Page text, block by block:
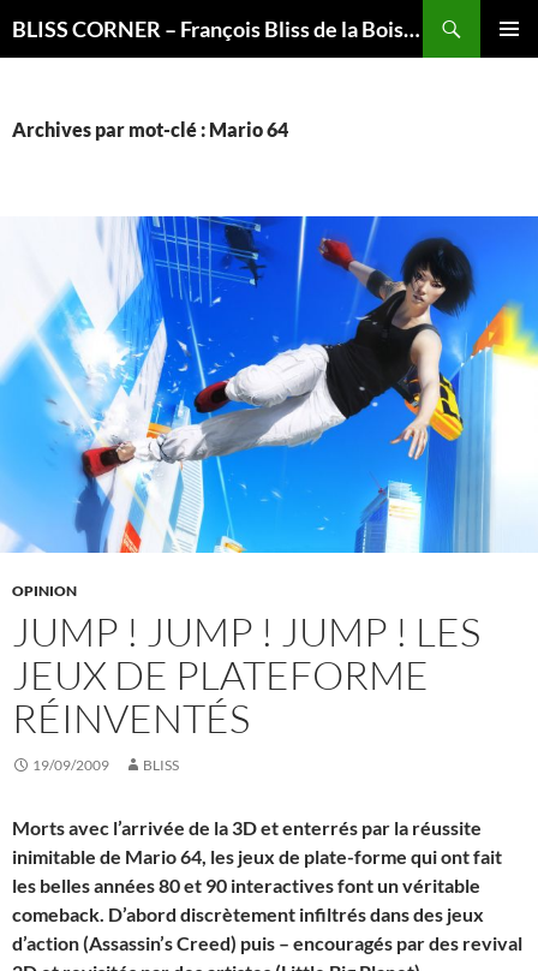
BLISS CORNER – François Bliss de la Boissière is here
Archives par mot-clé : Mario 64
OPINION
JUMP ! JUMP ! JUMP ! LES
JEUX DE PLATEFORME
RÉINVENTÉS
19/09/2009 BLISS
Morts avec l’arrivée de la 3D et enterrés par la réussite
inimitable de Mario 64, les jeux de plate-forme qui ont fait
les belles années 80 et 90 interactives font un véritable
comeback. D’abord discrètement infiltrés dans des jeux
d’action (Assassin’s Creed) puis – encouragés par des revival